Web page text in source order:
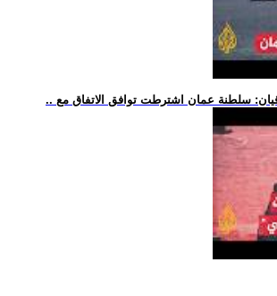
سلطنة عمان اشترطت توافق الاتفاق مع